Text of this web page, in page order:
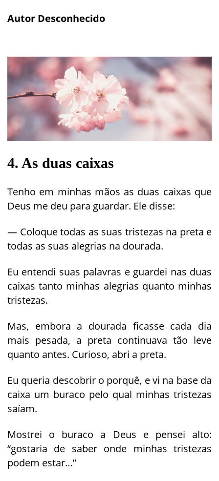
Autor Desconhecido
4. As duas caixas
Tenho em minhas mãos as duas caixas que
Deus me deu para guardar. Ele disse:
— Coloque todas as suas tristezas na preta e
todas as suas alegrias na dourada.
Eu entendi suas palavras e guardei nas duas
caixas tanto minhas alegrias quanto minhas
tristezas.
Mas, embora a dourada ficasse cada dia
mais pesada, a preta continuava tão leve
quanto antes. Curioso, abri a preta.
Eu queria descobrir o porquê, e vi na base da
caixa um buraco pelo qual minhas tristezas
saíam.
Mostrei o buraco a Deus e pensei alto:
“gostaria de saber onde minhas tristezas
podem estar…”